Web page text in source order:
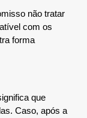
não tratar
com os
forma
que
Caso, após a